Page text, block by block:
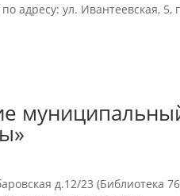
адресу: ул. Ивантеевская,
д.12/23 (Библиотека